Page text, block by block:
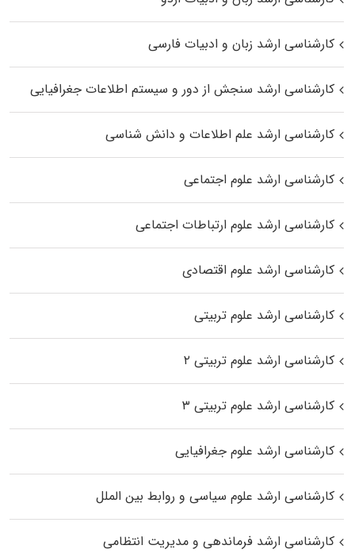
کارشناسی ارشد زبان و ادبیات فارسی
کارشناسی ارشد سنجش از دور و سیستم اطلاعات جغرافیایی
کارشناسی ارشد علم اطلاعات و دانش شناسی
کارشناسی ارشد علوم اجتماعی
کارشناسی ارشد علوم ارتباطات اجتماعی
کارشناسی ارشد علوم اقتصادی
کارشناسی ارشد علوم تربیتی
کارشناسی ارشد علوم تربیتی ۲
کارشناسی ارشد علوم تربیتی ۳
کارشناسی ارشد علوم جغرافیایی
کارشناسی ارشد علوم سیاسی و روابط بین الملل
کارشناسی ارشد فرماندهی و مدیریت انتظامی